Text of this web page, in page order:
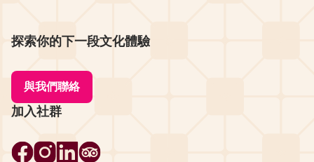
探索你的下一段文化體驗
與我們聯絡
加入社群